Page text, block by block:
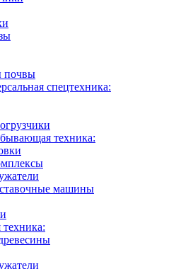
почвы
спецтехника:
техника:
машины
техника: